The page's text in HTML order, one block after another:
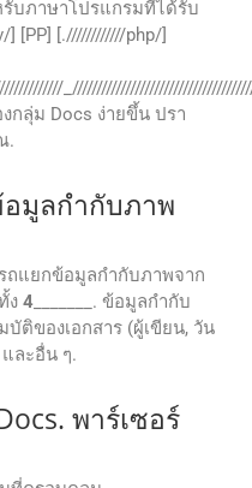
บภาษาโปรแกรมที่ได้รับ
] [PP] [.////////////php/]
กลุ่ม Docs ง่ายขึ้น ปรา
.
มูลกํากับภาพ
ถแยกข้อมูลกํากับภาพจาก
ง 4 _______. ข้อมูลกํากับ
ติของเอกสาร (ผู้เขียน, วัน
ละอื่น ๆ.
พาร์เซอร์